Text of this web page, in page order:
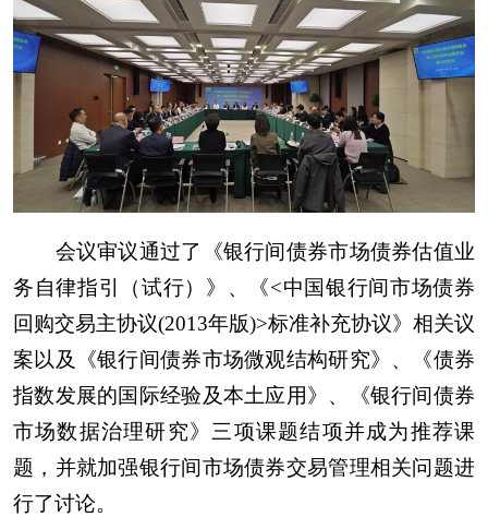
会议审议通过了《银行间债券市场债券估值业
务自律指引（试行）》、《<中国银行间市场债券
回购交易主协议(2013年版)>标准补充协议》相关议
案以及《银行间债券市场微观结构研究》、《债券
指数发展的国际经验及本土应用》、《银行间债券
市场数据治理研究》三项课题结项并成为推荐课
题，并就加强银行间市场债券交易管理相关问题进
行了讨论。